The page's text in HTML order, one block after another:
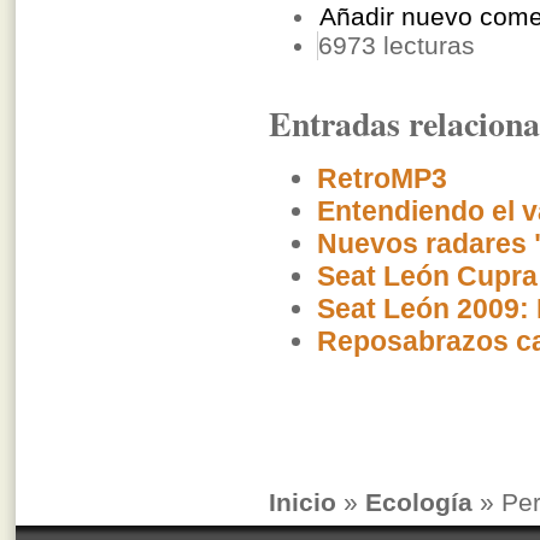
Añadir nuevo
6973 lecturas
Entradas
RetroMP3
Entendiendo el
Nuevos radares
Seat León
Seat León
Reposabrazos
Inicio » Ecología »